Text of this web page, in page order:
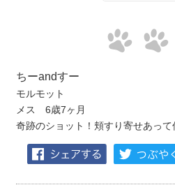
ちーandすー
モルモット
メス 6歳7ヶ月
奇跡のショット！頬すり寄せあっ